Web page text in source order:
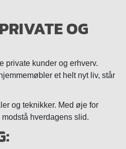
OG
private kunder og erhverv.
et helt nyt liv, står
og teknikker. Med øje for
hverdagens slid.